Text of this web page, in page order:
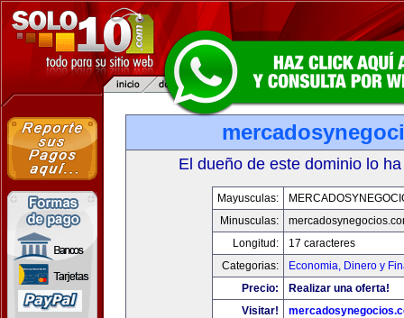
El dueño de este dominio lo
Mayusculas:
Minusculas:
Longitud:
17 caracteres
Categorias:
Economia, Dinero y
Precio:
Realizar una oferta!
Visitar!